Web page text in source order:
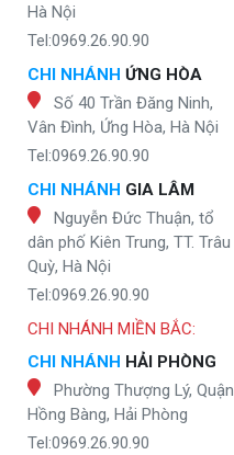
Hà Nội
Tel:0969.26.90.90
CHI NHÁNH ỨNG HÒA
Số 40 Trần Đăng Ninh,
Vân Đình, Ứng Hòa, Hà Nội
Tel:0969.26.90.90
CHI NHÁNH GIA LÂM
Nguyễn Đức Thuận, tổ
dân phố Kiên Trung, TT. Trâu
Quỳ, Hà Nội
Tel:0969.26.90.90
CHI NHÁNH MIỀN BẮC:
CHI NHÁNH HẢI PHÒNG
Phường Thượng Lý, Quận
Hồng Bàng, Hải Phòng
Tel:0969.26.90.90